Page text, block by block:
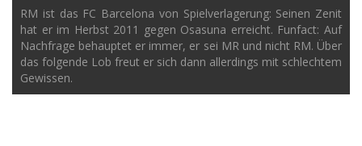
RM ist das FC Barcelona von Spielverlagerung: Seinen Zenit
hat er im Herbst 2011 gegen Osasuna erreicht. Funfact: Auf
Nachfrage behauptet er immer, er sei MR und nicht RM. Über
das folgende Lob freut er sich dann allerdings mit schlechtem
Gewissen.